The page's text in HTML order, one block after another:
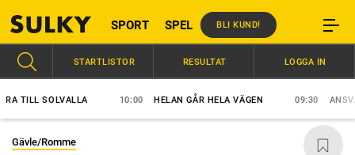
SPORT SPEL BLI KUND!
SOLVALLA 10:00 HELAN GÅR HELA VÄGEN 09:30 ANSVAR
STARTLISTOR RESULTAT LOGGA IN
Gävle/Romme